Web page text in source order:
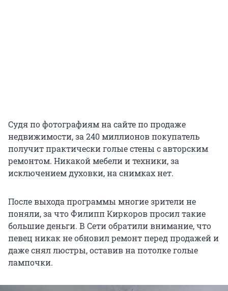
Судя по фотографиям на сайте по продаже
недвижимости, за 240 миллионов покупатель
получит практически голые стены с авторским
ремонтом. Никакой мебели и техники, за
исключением духовки, на снимках нет.
После выхода программы многие зрители не
поняли, за что Филипп Киркоров просил такие
большие деньги. В Сети обратили внимание, что
певец никак не обновил ремонт перед продажей и
даже снял люстры, оставив на потолке голые
лампочки.